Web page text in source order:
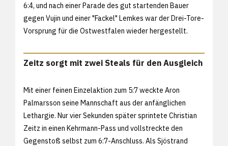
6:4, und nach einer Parade des gut startenden Bauer
gegen Vujin und einer "Fackel" Lemkes war der Drei-Tore-
Vorsprung für die Ostwestfalen wieder hergestellt.
Zeitz sorgt mit zwei Steals für den Ausgleich
Mit einer feinen Einzelaktion zum 5:7 weckte Aron
Palmarsson seine Mannschaft aus der anfänglichen
Lethargie. Nur vier Sekunden später sprintete Christian
Zeitz in einen Kehrmann-Pass und vollstreckte den
Gegenstoß selbst zum 6:7-Anschluss. Als Sjöstrand